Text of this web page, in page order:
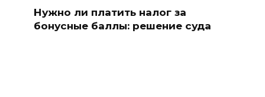
Нужно ли платить налог за
бонусные баллы: решение суда